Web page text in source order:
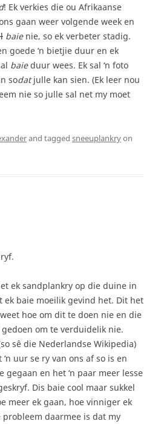
! Ek verkies die ou Afrikaanse
gaan weer volgende week en
baienie, so ek verbeter stadig.
goede ‘n bietjie duur en ek
baieduur wees. Ek sal ‘n foto
sodatjulle kan sien. (Ek leer nou
nie so julle sal net my moet
and tagged sneeuplankryon
ek sandplankry op die duine in
ek baie moeilik gevind het. Dit het
hoe om dit te doen nie en die
om te verduidelik nie.
sê die Nederlandse Wikipedia)
uur se ry van ons af so is en
gegaan en het ‘n paar meer lesse
Dis baie cool maar sukkel
meer ek gaan, hoe vinniger ek
daarmee is dat my